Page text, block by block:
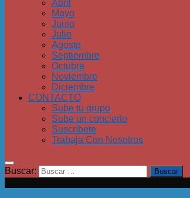
Abril
Mayo
Junio
Julio
Agosto
Septiembre
Octubre
Noviembre
Diciembre
CONTACTO
Sube tu grupo
Sube un concierto
Suscríbete
Trabaja Con Nosotros
Buscar: